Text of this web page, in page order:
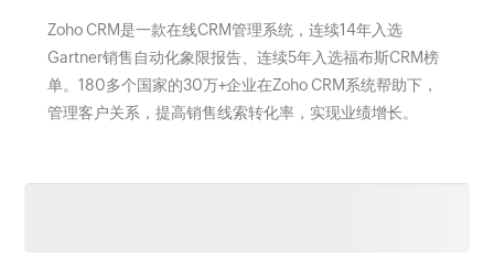
Zoho CRM是一款在线CRM管理系统，连续14年入选
Gartner销售自动化象限报告、连续5年入选福布斯CRM榜
单。180多个国家的30万+企业在Zoho CRM系统帮助下，
管理客户关系，提高销售线索转化率，实现业绩增长。